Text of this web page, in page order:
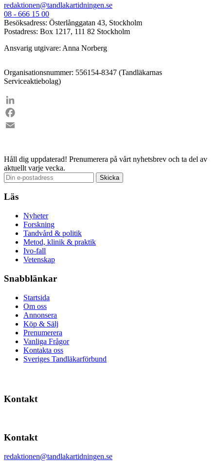
redaktionen@tandlakartidningen.se
08 - 666 15 00
Besöksadress: Österlånggatan 43, Stockholm
Postadress: Box 1217, 111 82 Stockholm
Ansvarig utgivare: Anna Norberg
Organisationsnummer: 556154-8347 (Tandläkarnas
Serviceaktiebolag)
LinkedIn
Facebook
Håll dig uppdaterad! Prenumerera på vårt nyhetsbrev och ta del av
aktuellt varje vecka.
Läs
Nyheter
Forskning
Tandvård & politik
Metod, klinik & praktik
Ivo-fall
Vetenskap
Snabblänkar
Startsida
Om oss
Annonsera
Köp & Sälj
Prenumerera
Vanliga Frågor
Kontakta oss
Sveriges Tandläkarförbund
Kontakt
Kontakt
redaktionen@tandlakartidningen.se